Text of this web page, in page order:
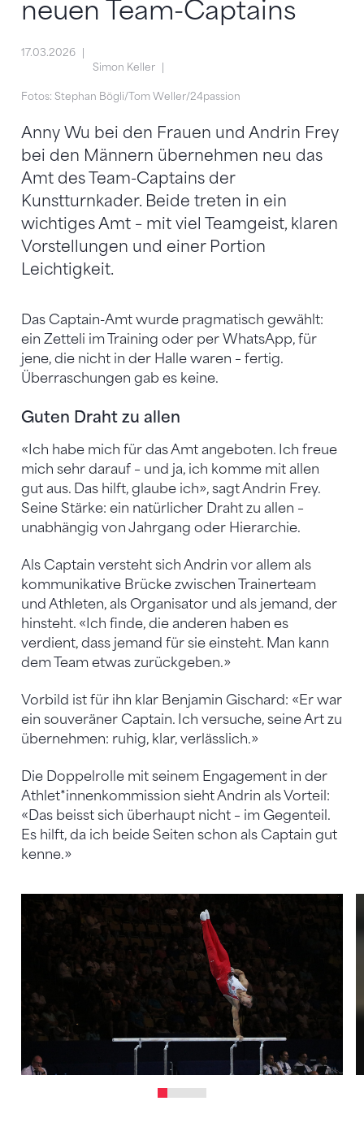
neuen Team-Captains
17.03.2026
Simon Keller
Fotos: Stephan Bögli/Tom Weller/24passion
Anny Wu bei den Frauen und Andrin Frey
bei den Männern übernehmen neu das
Amt des Team-Captains der
Kunstturnkader. Beide treten in ein
wichtiges Amt – mit viel Teamgeist, klaren
Vorstellungen und einer Portion
Leichtigkeit.
Das Captain-Amt wurde pragmatisch gewählt:
ein Zetteli im Training oder per WhatsApp, für
jene, die nicht in der Halle waren – fertig.
Überraschungen gab es keine.
Guten Draht zu allen
«Ich habe mich für das Amt angeboten. Ich freue
mich sehr darauf – und ja, ich komme mit allen
gut aus. Das hilft, glaube ich», sagt Andrin Frey.
Seine Stärke: ein natürlicher Draht zu allen –
unabhängig von Jahrgang oder Hierarchie.
Als Captain versteht sich Andrin vor allem als
kommunikative Brücke zwischen Trainerteam
und Athleten, als Organisator und als jemand, der
hinsteht. «Ich finde, die anderen haben es
verdient, dass jemand für sie einsteht. Man kann
dem Team etwas zurückgeben.»
Vorbild ist für ihn klar Benjamin Gischard: «Er war
ein souveräner Captain. Ich versuche, seine Art zu
übernehmen: ruhig, klar, verlässlich.»
Die Doppelrolle mit seinem Engagement in der
Athlet*innenkommission sieht Andrin als Vorteil:
«Das beisst sich überhaupt nicht – im Gegenteil.
Es hilft, da ich beide Seiten schon als Captain gut
kenne.»